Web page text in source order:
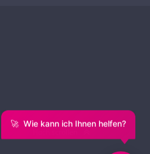
🚀 Wie kann ich Ihnen helfen?